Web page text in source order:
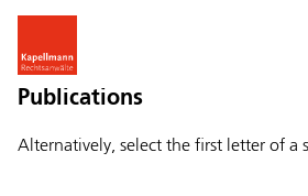
Publications
Alternatively, select the first letter of a